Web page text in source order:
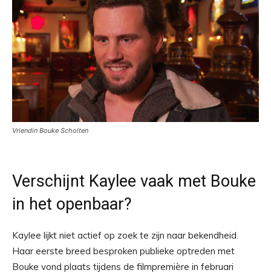
Vriendin Bouke Scholten
Verschijnt Kaylee vaak met Bouke
in het openbaar?
Kaylee lijkt niet actief op zoek te zijn naar bekendheid.
Haar eerste breed besproken publieke optreden met
Bouke vond plaats tijdens de filmpremière in februari